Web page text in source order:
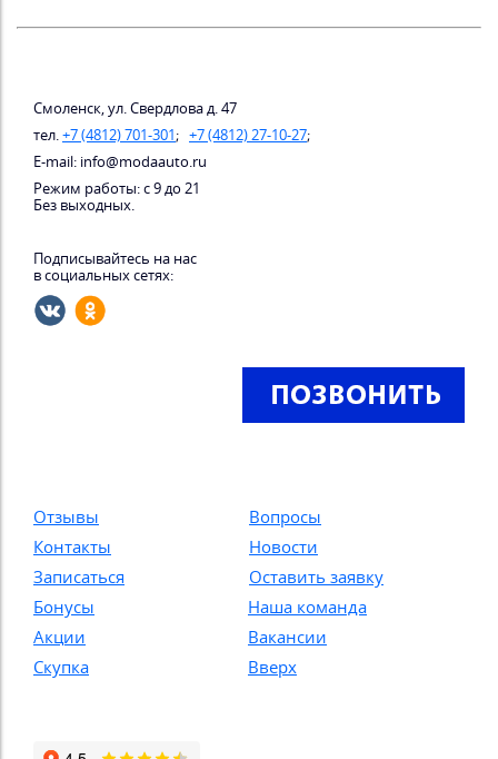
Смоленск, ул. Свердлова д. 47
тел.+7 (4812) 701-301; +7 (4812) 27-10-27;
E-mail: info@modaauto.ru
Режим работы: с 9 до 21
Без выходных.
Подписывайтесь на нас
в социальных сетях:
Отзывы
Вопросы
Контакты
Новости
Записаться
Оставить заявку
Бонусы
Наша команда
Акции
Вакансии
Скупка
Вверх